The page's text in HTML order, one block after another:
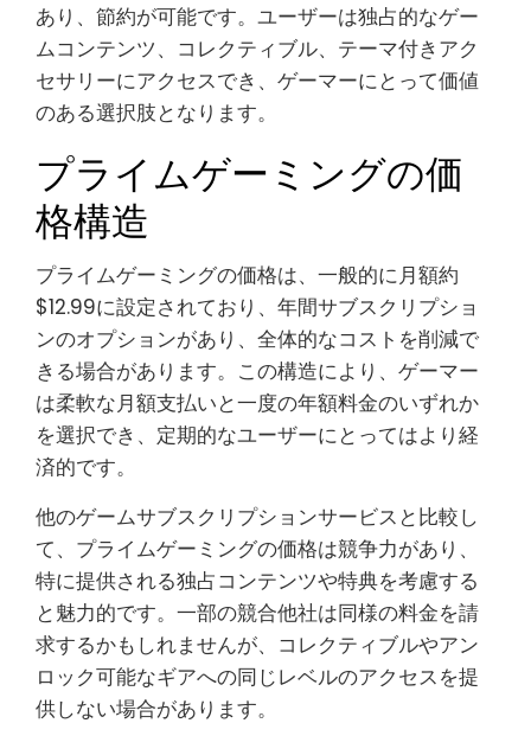
あり、節約が可能です。ユーザーは独占的なゲー
ムコンテンツ、コレクティブル、テーマ付きアク
セサリーにアクセスでき、ゲーマーにとって価値
のある選択肢となります。
プライムゲーミングの価
格構造
プライムゲーミングの価格は、一般的に月額約
$12.99に設定されており、年間サブスクリプショ
ンのオプションがあり、全体的なコストを削減で
きる場合があります。この構造により、ゲーマー
は柔軟な月額支払いと一度の年額料金のいずれか
を選択でき、定期的なユーザーにとってはより経
済的です。
他のゲームサブスクリプションサービスと比較し
て、プライムゲーミングの価格は競争力があり、
特に提供される独占コンテンツや特典を考慮する
と魅力的です。一部の競合他社は同様の料金を請
求するかもしれませんが、コレクティブルやアン
ロック可能なギアへの同じレベルのアクセスを提
供しない場合があります。